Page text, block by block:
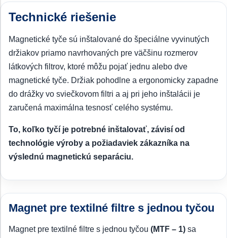
Technické riešenie
Magnetické tyče sú inštalované do špeciálne vyvinutých
držiakov priamo navrhovaných pre väčšinu rozmerov
látkových filtrov, ktoré môžu pojať jednu alebo dve
magnetické tyče. Držiak pohodlne a ergonomicky zapadne
do drážky vo sviečkovom filtri a aj pri jeho inštalácii je
zaručená maximálna tesnosť celého systému.
To, koľko tyčí je potrebné inštalovať, závisí od
technológie výroby a požiadaviek zákazníka na
výslednú magnetickú separáciu.
Magnet pre textilné filtre s jednou tyčou
Magnet pre textilné filtre s jednou tyčou (MTF – 1) sa